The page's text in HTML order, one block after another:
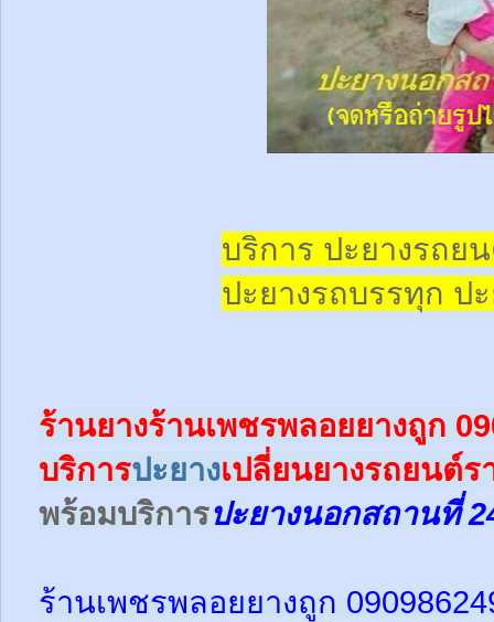
บริการ ปะยางรถย
ปะยางรถบรรทุก ป
ร้านยางร้านเพชรพลอยยางถูก
บริการปะยางเปลี่ยนยางรถยนต์
พร้อมบริการปะยางนอกสถานที่
ร้านเพชรพลอยยางถูก